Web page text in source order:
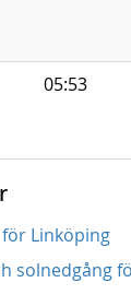
05:53
Linköping
solnedgång